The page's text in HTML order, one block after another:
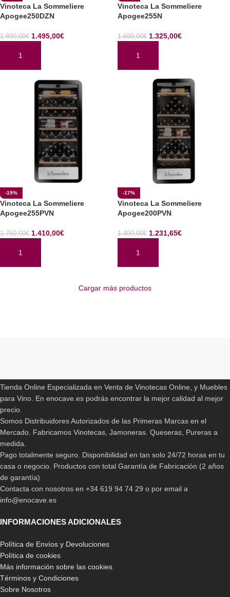
Vinoteca La Sommeliere
Apogee250DZN
1.890,00€ 1.495,00€
AÑADIR AL CARRITO
Vinoteca La Sommeliere
Apogee255N
1.690,00€ 1.325,00€
AÑADIR AL CARRITO
-19%
Vinoteca La Sommeliere
Apogee255PVN
1.750,00€ 1.410,00€
AÑADIR AL CARRITO
-17%
Vinoteca La Sommeliere
Apogee200PVN
1.490,00€ 1.231,65€
AÑADIR AL CARRITO
Cargar más productos
Tienda Online Especializada en Venta de Vinotecas Online, y Muebles
para Vino. En enocave.es podrás encontrar la mejor calidad al mejor
precio.
Somos Distribuidores Autorizados de las Primeras Marcas en el
Mercado. Fabricamos Vinotecas, Jamoneras. Queseras, Pureras a
medida.
Pago totalmente seguro. Disponibilidad en tan solo 24/72 horas en tu
casa o negocio. Productos con total Garantía de Fabricación (2 años
de garantía)
Contacta con nosotros en +34 619 94 74 29 o por email a
info@enocave.es
INFORMACIONES ADICIONALES
Política de Envíos y Devoluciones
Política de cookies
Más información sobre las cookies
Términos y Condiciones
Sobre Nosotros